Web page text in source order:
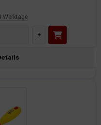
Werktage
+